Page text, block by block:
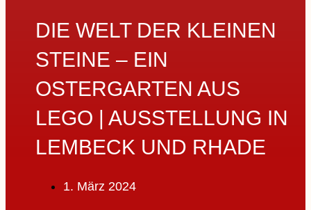
DIE WELT DER KLEINEN
STEINE – EIN
OSTERGARTEN AUS
LEGO | AUSSTELLUNG IN
LEMBECK UND RHADE
1. März 2024